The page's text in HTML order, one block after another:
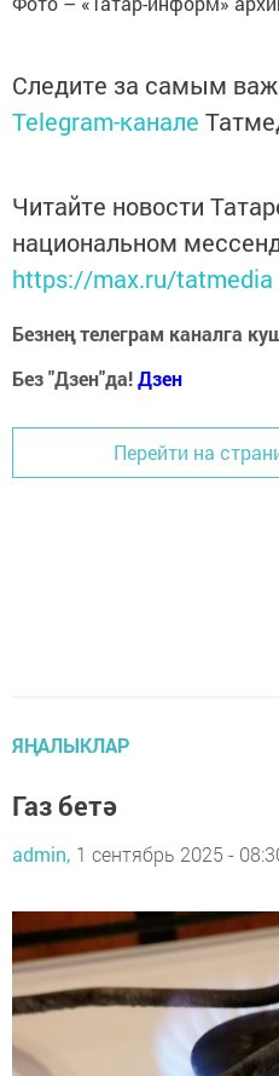
Следите за самым
Telegram-канале
Читайте новости
национальном
https://max.ru/tatmedia
Безнең телеграм каналга
Без "Дзен"да!Дзен
Перейти на
ЯҢАЛЫКЛАР
Газ бетә
admin, 1 сентябрь 2025 -